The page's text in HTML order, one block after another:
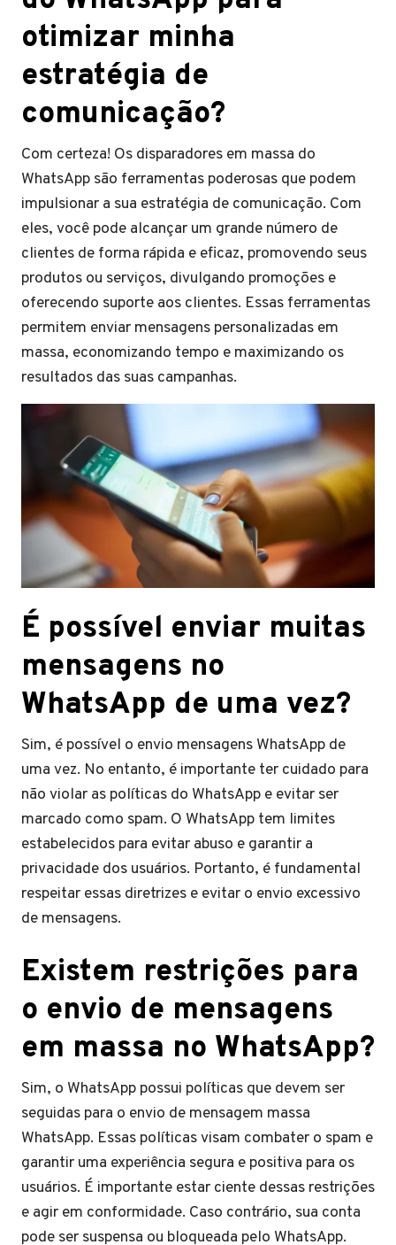
otimizar minha
estratégia de
comunicação?
Com certeza! Os disparadores em massa do
WhatsApp são ferramentas poderosas que podem
impulsionar a sua estratégia de comunicação. Com
eles, você pode alcançar um grande número de
clientes de forma rápida e eficaz, promovendo seus
produtos ou serviços, divulgando promoções e
oferecendo suporte aos clientes. Essas ferramentas
permitem enviar mensagens personalizadas em
massa, economizando tempo e maximizando os
resultados das suas campanhas.
É possível enviar muitas
mensagens no
WhatsApp de uma vez?
Sim, é possível o envio mensagens WhatsApp de
uma vez. No entanto, é importante ter cuidado para
não violar as políticas do WhatsApp e evitar ser
marcado como spam. O WhatsApp tem limites
estabelecidos para evitar abuso e garantir a
privacidade dos usuários. Portanto, é fundamental
respeitar essas diretrizes e evitar o envio excessivo
de mensagens.
Existem restrições para
o envio de mensagens
em massa no WhatsApp?
Sim, o WhatsApp possui políticas que devem ser
seguidas para o envio de mensagem massa
WhatsApp. Essas políticas visam combater o spam e
garantir uma experiência segura e positiva para os
usuários. É importante estar ciente dessas restrições
e agir em conformidade. Caso contrário, sua conta
pode ser suspensa ou bloqueada pelo WhatsApp.